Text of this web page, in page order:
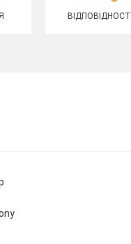
ВІДПОВІДНОСТІ